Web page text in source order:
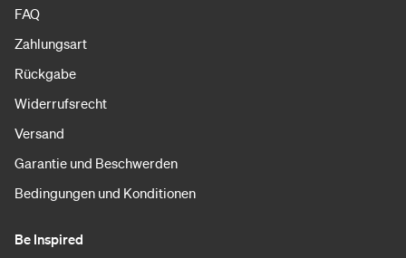
FAQ
Zahlungsart
Rückgabe
Widerrufsrecht
Versand
Garantie und Beschwerden
Bedingungen und Konditionen
Be Inspired